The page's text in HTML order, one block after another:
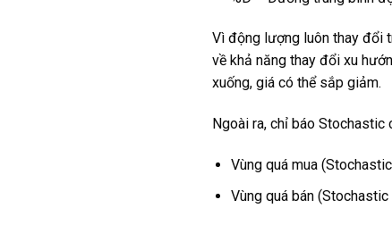
Vì động lượng luôn thay đổi
về khả năng thay đổi xu
xuống, giá có thể sắp giảm.
Ngoài ra, chỉ báo
Vùng quá mua
Vùng quá bán